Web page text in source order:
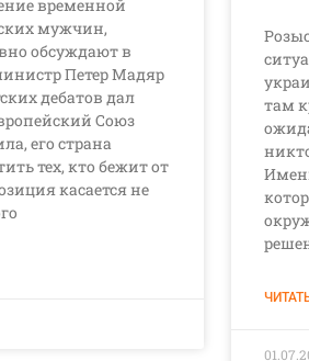
временной
мужчин,
обсуждают в
Петер Мадяр
дебатов дал
Союз
его страна
тех, кто бежит от
касается не
там